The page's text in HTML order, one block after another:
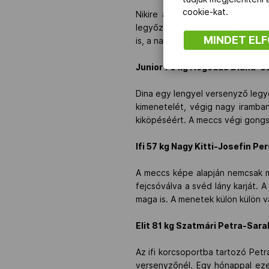
Nikire a döntőben a rutinos
legyőzésével. A kőszegi lány
is, a nagyarányú pontkülönbség
Junior 70 kg Hegedűs Diána-
Dina egy lengyel versenyző
kimenetelét, végig nagy
kiköpéséért. A meccs végi
Ifi 57 kg Nagy Kitti-Josefin
A meccs képe alapján
fejcsóválva a svéd lány karját.
maga is. A menetek külön külön
Elit 81 kg Szatmári Petra-
Az ifi korcsoportba tartozó
versenyzőnél. Egy hónappal
cookie-kat.
MINDET